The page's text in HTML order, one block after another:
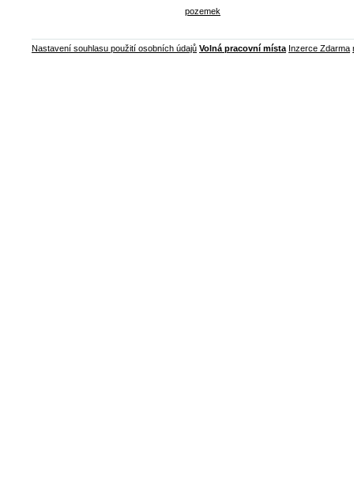
pozemek
Nastavení souhlasu použití osobních údajů Volná pracovní místa Inzerce Zdarma